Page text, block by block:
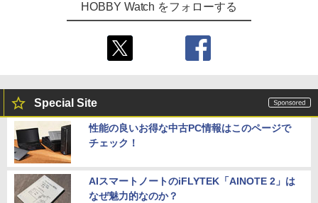
HOBBY Watch をフォローする
Special Site
性能の良いお得な中古PC情報はこのページで
チェック！
AIスマートノートのiFLYTEK「AINOTE 2」は
なぜ魅力的なのか？